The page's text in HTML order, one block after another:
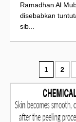
Ramadhan Al
disebabkan
sib...
1 2